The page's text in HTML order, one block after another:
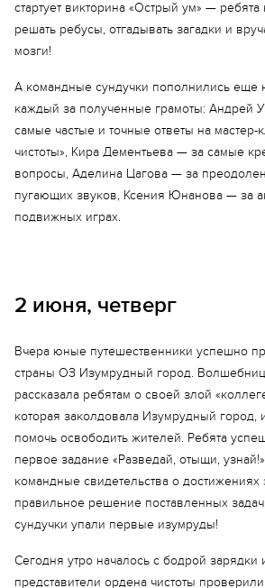
стартует викторина «Острый ум» — ребята
решать ребусы, отгадывать загадки и
мозги!
А командные сундучки пополнились еще
каждый за полученные грамоты: Андрей
самые частые и точные ответы на мастер-
чистоты», Кира Дементьева — за самые
вопросы, Аделина Цагова — за
пугающих звуков, Ксения Юнанова — за
подвижных играх.
2 июня, четверг
Вчера юные путешественники успешно
страны ОЗ Изумрудный город.
рассказала ребятам о своей злой
которая заколдовала Изумрудный город,
помочь освободить жителей. Ребята
первое задание «Разведай, отыщи,
командные свидетельства о достижениях
правильное решение поставленных
сундучки упали первые изумруды!
Сегодня утро началось с бодрой зарядки
представители ордена чистоты